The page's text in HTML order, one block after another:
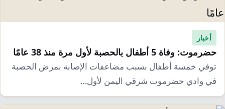
مبادرات
تراث
ثقافة
التغير المناخي
محميات
التلوث
تحديات
حلول
إرشاد زراعي
نساء
انفوجرافيك
أخبار
حضرموت: وفاة 5 أطفال بالحصبة لأول مرة منذ 38 عامًا
توفي خمسة أطفال بسبب مضاعفات الإصابة بمرض الحصبة
في وادي حضرموت شرقي اليمن لأول…